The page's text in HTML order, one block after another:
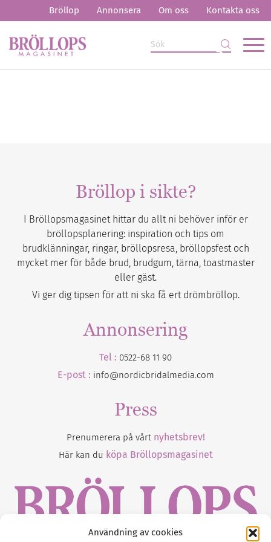
Användning av cookies
Bröllop Annonsera Om oss Kontakta oss
Bröllop i sikte?
I Bröllopsmagasinet hittar du allt ni behöver inför er
bröllopsplanering: inspiration och tips om
brudklänningar, ringar, bröllopsresa, bröllopsfest och
mycket mer för både brud, brudgum, tärna, toastmaster
eller gäst.
Vi ger dig tipsen för att ni ska få ert drömbröllop.
Annonsering
Tel : 0522-68 11 90
E-post : info@nordicbridalmedia.com
Press
Prenumerera på vårt nyhetsbrev!
Här kan du köpa Bröllopsmagasinet